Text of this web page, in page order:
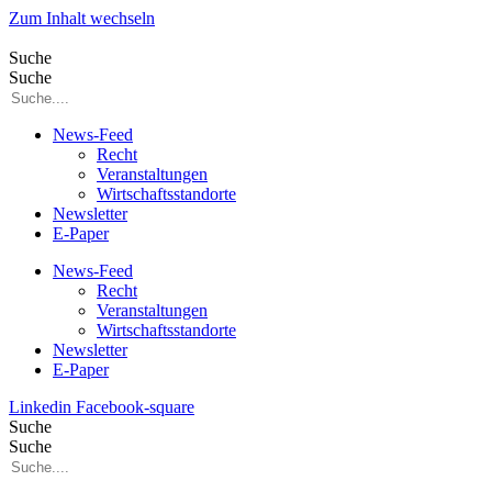
Zum Inhalt wechseln
Suche
Suche
News-Feed
Recht
Veranstaltungen
Wirtschaftsstandorte
Newsletter
E-Paper
News-Feed
Recht
Veranstaltungen
Wirtschaftsstandorte
Newsletter
E-Paper
Linkedin Facebook-square
Suche
Suche